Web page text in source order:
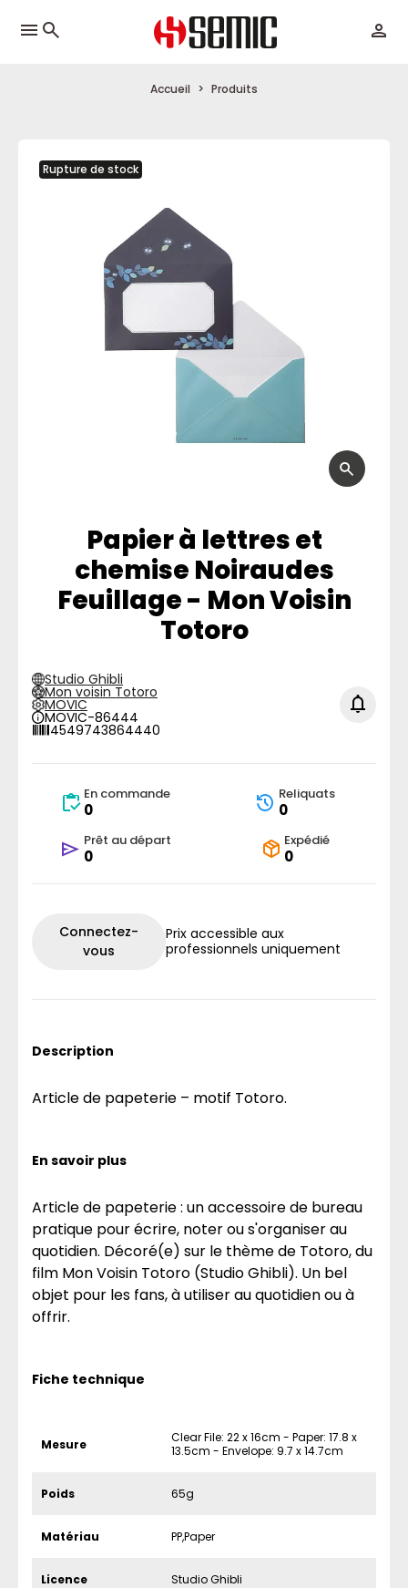
menu
Accueil Produits
Rupture de stock
Papier à lettres et
chemise Noiraudes
Feuillage - Mon Voisin
Totoro
Studio Ghibli
Mon voisin Totoro
MOVIC
MOVIC-86444
4549743864440
En commande
0
Reliquats
0
Prêt au départ
0
Expédié
0
Connectez-
vous
Prix accessible aux
professionnels uniquement
Description
Article de papeterie – motif Totoro.
En savoir plus
Article de papeterie : un accessoire de bureau
pratique pour écrire, noter ou s'organiser au
quotidien. Décoré(e) sur le thème de Totoro, du
film Mon Voisin Totoro (Studio Ghibli). Un bel
objet pour les fans, à utiliser au quotidien ou à
offrir.
Fiche technique
Mesure
Clear File: 22 x 16cm - Paper: 17.8 x
13.5cm - Envelope: 9.7 x 14.7cm
Poids 65g
Matériau PP,Paper
Licence Studio Ghibli